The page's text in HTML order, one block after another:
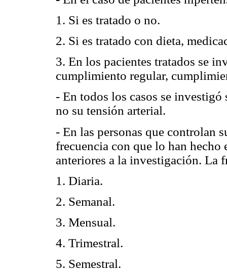
1. Si es tratado o no.
2. Si es tratado con dieta,
3. En los pacientes tratados se
cumplimiento regular,
- En todos los casos se
no su tensión arterial.
- En las personas que controlan
frecuencia con que lo han
anteriores a la investigación. La
1. Diaria.
2. Semanal.
3. Mensual.
4. Trimestral.
5. Semestral.